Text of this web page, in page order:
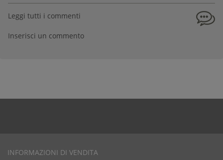
Leggi tutti i commenti
Inserisci un commento
INFORMAZIONI DI VENDITA